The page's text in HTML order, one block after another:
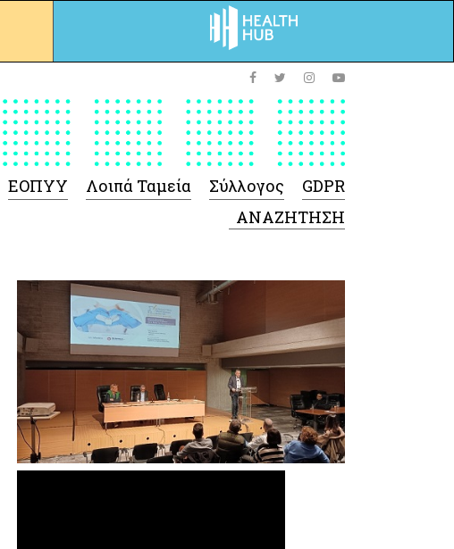
ΕΟΠΥΥ
 Ιατροτεχνολογικών
Προϊόντων
-Γενικές πληροφορίες
Σύμβαση Ακουστικών/
Ορθοπεδικά/ Αναπνευστικές
συσκευές
-Σύμβαση Σκευασμάτων Ειδικής
Διατροφής
-Σύμβαση Υγειονομικού Υλικού
Λοιπά Ταμεία Σύλλογος GDPR